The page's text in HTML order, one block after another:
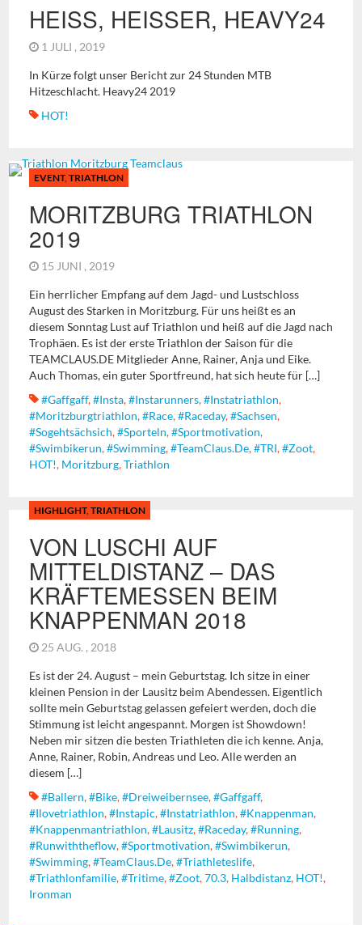
HEISS, HEISSER, HEAVY24
1 JULI , 2019
In Kürze folgt unser Bericht zur 24 Stunden MTB
Hitzeschlacht. Heavy24 2019
HOT!
EVENT,TRIATHLON
MORITZBURG TRIATHLON
2019
15 JUNI , 2019
Ein herrlicher Empfang auf dem Jagd- und Lustschloss
August des Starken in Moritzburg. Für uns heißt es an
diesem Sonntag Lust auf Triathlon und heiß auf die Jagd nach
Trophäen. Es ist der erste Triathlon der Saison für die
TEAMCLAUS.DE Mitglieder Anne, Rainer, Anja und Eike.
Auch Thomas, ein guter Sportfreund, hat sich heute für […]
#gaffgaff,#insta,#instarunners,#instatriathlon,
#moritzburgtriathlon,#race,#raceday,#sachsen,
#sogehtsächsich,#sporteln,#sportmotivation,
#swimbikerun,#swimming,#TeamClaus.de,#TRI,#zoot,
HOT!, Moritzburg,Triathlon
HIGHLIGHT,TRIATHLON
VON LUSCHI AUF
MITTELDISTANZ – DAS
KRÄFTEMESSEN BEIM
KNAPPENMAN 2018
25 AUG. , 2018
Es ist der 24. August – mein Geburtstag. Ich sitze in einer
kleinen Pension in der Lausitz beim Abendessen. Eigentlich
sollte mein Geburtstag gelassen gefeiert werden, doch die
Stimmung ist leicht angespannt. Morgen ist Showdown!
Neben mir sitzen die besten Triathleten die ich kenne. Anja,
Anne, Rainer, Robin, Andreas und Leo. Alle werden an
diesem […]
#ballern,#bike,#dreiweibernsee,#gaffgaff,
#ilovetriathlon,#instapic,#instatriathlon,#Knappenman,
#knappenmantriathlon,#Lausitz,#raceday,#running,
#runwiththeflow,#sportmotivation,#swimbikerun,
#swimming,#TeamClaus.de,#triathleteslife,
#triathlonfamilie,#tritime,#zoot,70.3, Halbdistanz, HOT!,
Ironman